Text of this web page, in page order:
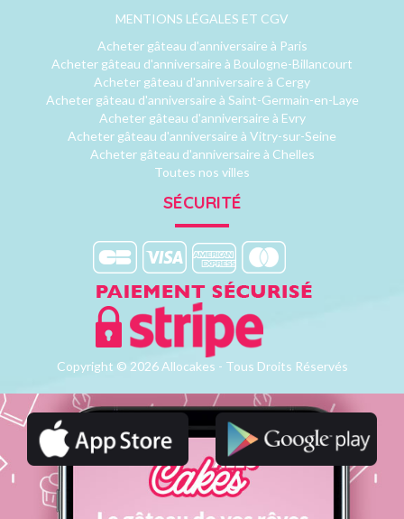
MENTIONS LÉGALES ET CGV
Acheter gâteau d'anniversaire à Paris
Acheter gâteau d'anniversaire à Boulogne-Billancourt
Acheter gâteau d'anniversaire à Cergy
Acheter gâteau d'anniversaire à Saint-Germain-en-Laye
Acheter gâteau d'anniversaire à Evry
Acheter gâteau d'anniversaire à Vitry-sur-Seine
Acheter gâteau d'anniversaire à Chelles
Toutes nos villes
SÉCURITÉ
Copyright © 2026 Allocakes - Tous Droits Réservés